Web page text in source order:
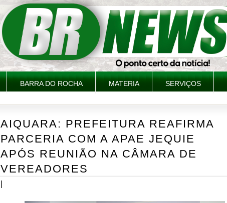
BARRA DO ROCHA MATERIA SERVIÇOS
AIQUARA: PREFEITURA REAFIRMA
PARCERIA COM A APAE JEQUIE
APÓS REUNIÃO NA CÂMARA DE
VEREADORES